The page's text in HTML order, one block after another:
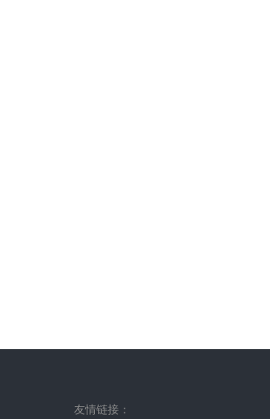
友情链接：